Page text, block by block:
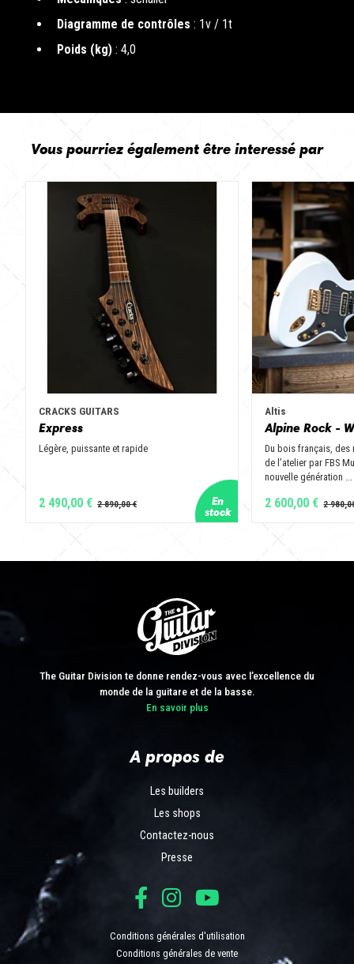
Diagramme de contrôles : 1v / 1t
Poids (kg) : 4,0
Vous pourriez également être interessé par
CRACKS GUITARS
Express
Légère, puissante et rapide
2 490,00 €
Altis
Alpine Rock -
Du bois français, des
de l’atelier par FBS
nouvelle génération ...
2 600,00 €
The Guitar Division te donne rendez-vous avec l’excellence du
monde de la guitare et de la basse.
En savoir plus
A propos de
Les builders
Les shops
Contactez-nous
Presse
Conditions générales d'utilisation
Conditions générales de vente